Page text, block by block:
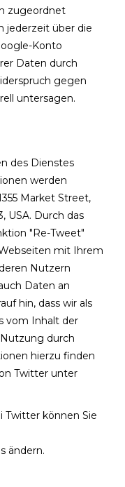
zugeordnet
jederzeit über die
Konto
Daten durch
gegen
untersagen.
des Dienstes
werden
Market Street,
USA. Durch das
"Re-Tweet"
mit Ihrem
Nutzern
Daten an
hin, dass wir als
vom Inhalt der
durch
hierzu finden
Twitter unter
Twitter können Sie
ändern.